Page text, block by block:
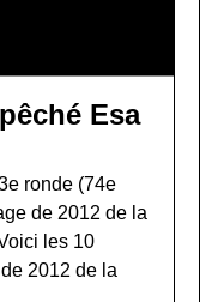
Esa
ronde (74e
de 2012 de la
les 10
2012 de la